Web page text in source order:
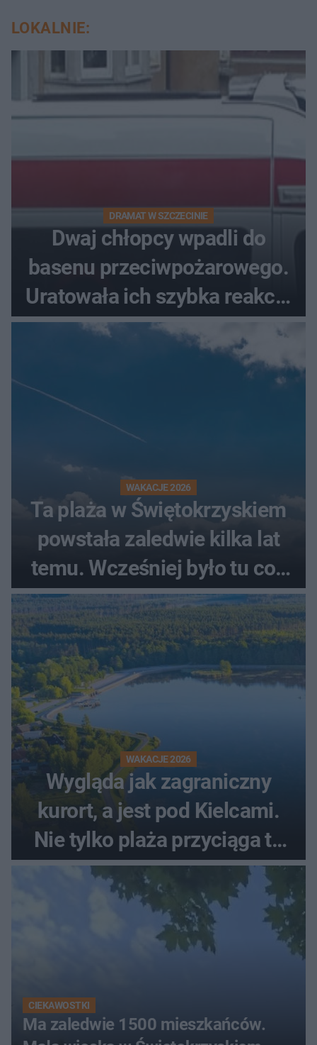
LOKALNIE:
DRAMAT W SZCZECINIE
Dwaj chłopcy wpadli do
basenu przeciwpożarowego.
Uratowała ich szybka reakcja
świadków
WAKACJE 2026
Ta plaża w Świętokrzyskiem
powstała zaledwie kilka lat
temu. Wcześniej było tu coś
zupełnie innego
WAKACJE 2026
Wygląda jak zagraniczny
kurort, a jest pod Kielcami.
Nie tylko plaża przyciąga tu
ludzi
CIEKAWOSTKI
Ma zaledwie 1500 mieszkańców.